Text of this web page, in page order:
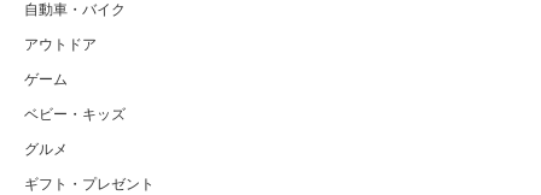
自動車・バイク
アウトドア
ゲーム
ベビー・キッズ
グルメ
ギフト・プレゼント